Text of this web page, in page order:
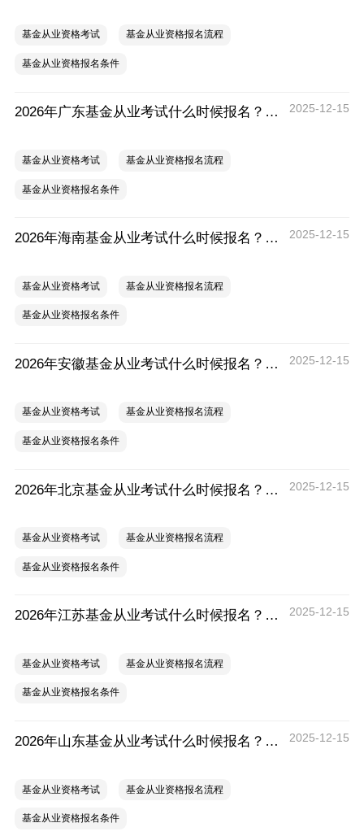
基金从业资格考试 基金从业资格报名流程
基金从业资格报名条件
2026年广东基金从业考试什么时候报名？要提前注册吗？ 2025-12-15
基金从业资格考试 基金从业资格报名流程
基金从业资格报名条件
2026年海南基金从业考试什么时候报名？要提前注册吗？ 2025-12-15
基金从业资格考试 基金从业资格报名流程
基金从业资格报名条件
2026年安徽基金从业考试什么时候报名？要提前注册吗？ 2025-12-15
基金从业资格考试 基金从业资格报名流程
基金从业资格报名条件
2026年北京基金从业考试什么时候报名？要提前注册吗？ 2025-12-15
基金从业资格考试 基金从业资格报名流程
基金从业资格报名条件
2026年江苏基金从业考试什么时候报名？要提前注册吗？ 2025-12-15
基金从业资格考试 基金从业资格报名流程
基金从业资格报名条件
2026年山东基金从业考试什么时候报名？要提前注册吗？ 2025-12-15
基金从业资格考试 基金从业资格报名流程
基金从业资格报名条件